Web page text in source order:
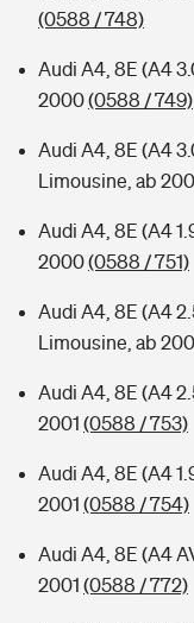
(0588 / 748)
Audi A4, 8E (A4
2000(0588 / 749)
Audi A4, 8E (A4
Limousine, ab
Audi A4, 8E (A4
2000(0588 / 751)
Audi A4, 8E (A4
Limousine, ab
Audi A4, 8E (A4
2001 (0588 / 753)
Audi A4, 8E (A4
2001 (0588 / 754)
Audi A4, 8E (A4
2001 (0588 / 772)